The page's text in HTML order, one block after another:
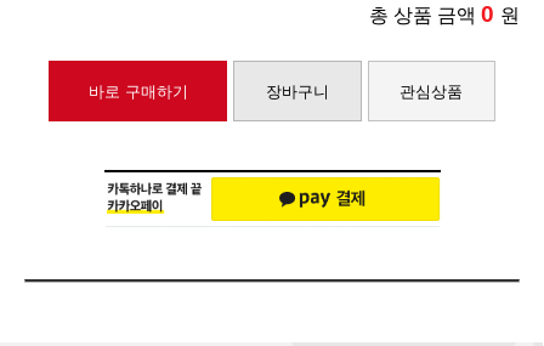
총 상품 금액 0 원
바로 구매하기 장바구니 관심상품